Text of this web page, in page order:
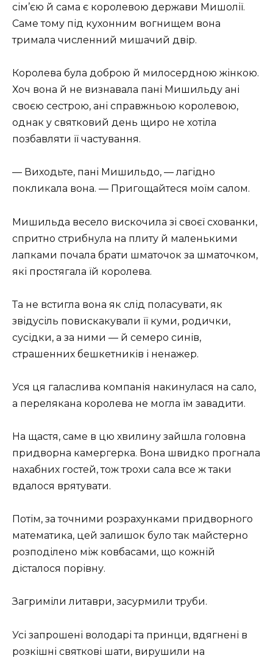
сім’єю й сама є королевою держави Мишолії.
Саме тому під кухонним вогнищем вона
тримала численний мишачий двір.
Королева була доброю й милосердною жінкою.
Хоч вона й не визнавала пані Мишильду ані
своєю сестрою, ані справжньою королевою,
однак у святковий день щиро не хотіла
позбавляти її частування.
— Виходьте, пані Мишильдо, — лагідно
покликала вона. — Пригощайтеся моїм салом.
Мишильда весело вискочила зі своєї схованки,
спритно стрибнула на плиту й маленькими
лапками почала брати шматочок за шматочком,
які простягала їй королева.
Та не встигла вона як слід поласувати, як
звідусіль повискакували її куми, родички,
сусідки, а за ними — й семеро синів,
страшенних бешкетників і ненажер.
Уся ця галаслива компанія накинулася на сало,
а перелякана королева не могла їм завадити.
На щастя, саме в цю хвилину зайшла головна
придворна камергерка. Вона швидко прогнала
нахабних гостей, тож трохи сала все ж таки
вдалося врятувати.
Потім, за точними розрахунками придворного
математика, цей залишок було так майстерно
розподілено між ковбасами, що кожній
дісталося порівну.
Загриміли литаври, засурмили труби.
Усі запрошені володарі та принци, вдягнені в
розкішні святкові шати, вирушили на